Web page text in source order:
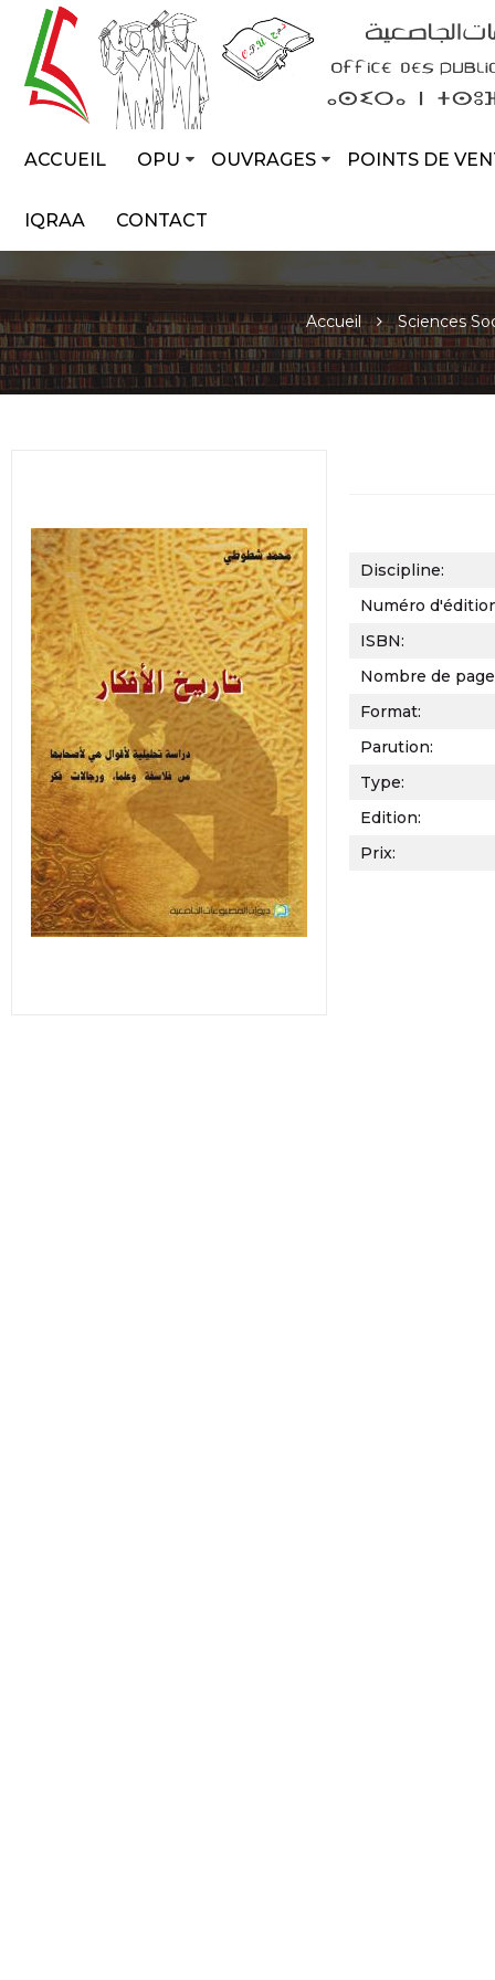
ACCUEIL OPU OUVRAGES POINTS DE
IQRAA CONTACT
Accueil Sciences
Discipline:
Numéro
ISBN:
Nombre de
Format:
Parution:
Type:
Edition:
Prix: